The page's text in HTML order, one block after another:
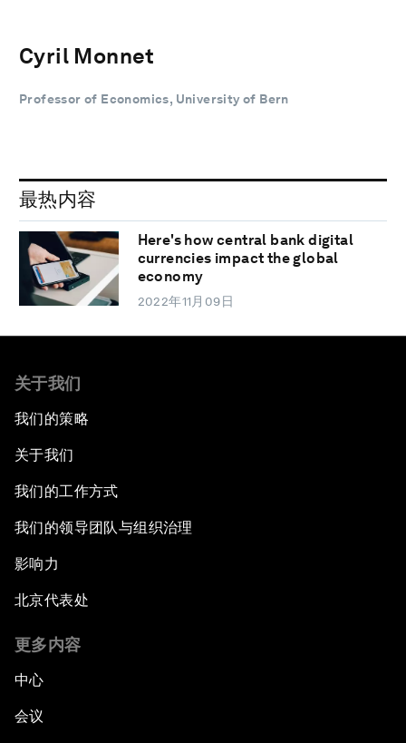
Cyril Monnet
Professor of Economics, University of Bern
最热内容
Here's how central bank digital
currencies impact the global
economy
2022年11月09日
关于我们
我们的策略
关于我们
我们的工作方式
我们的领导团队与组织治理
影响力
北京代表处
更多内容
中心
会议